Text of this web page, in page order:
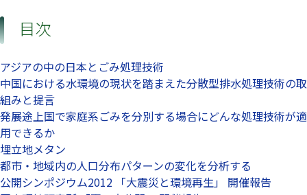
目次
アジアの中の日本とごみ処理技術
中国における水環境の現状を踏まえた分散型排水処理技術の取
組みと提言
発展途上国で家庭系ごみを分別する場合にどんな処理技術が適
用できるか
埋立地メタン
都市・地域内の人口分布パターンの変化を分析する
公開シンポジウム2012 「大震災と環境再生」 開催報告